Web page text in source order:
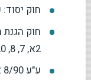
חוק
2א, 7, 8, 18-20, 23א